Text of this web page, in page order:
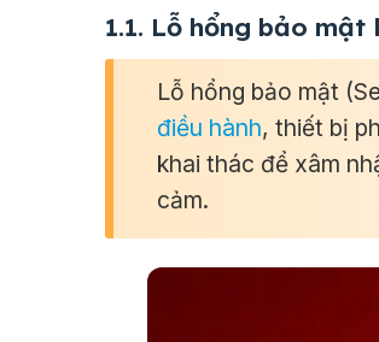
1.1. Lỗ hổng bảo mật
Lỗ hổng bảo mật
điều hành, thiết bị
khai thác để xâm
cảm.